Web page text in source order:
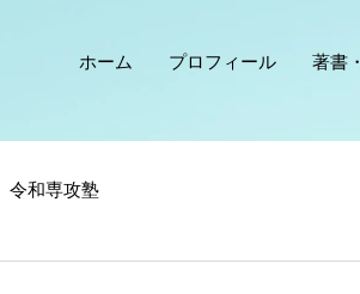
ホーム プロフィール 著書
令和専攻塾